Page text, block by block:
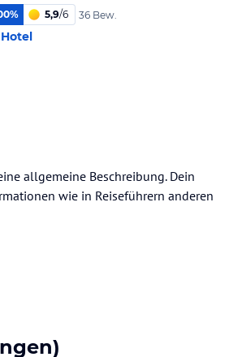
% 5,9/6 36 Bew.
allgemeine Beschreibung. Dein
wie in Reiseführern anderen